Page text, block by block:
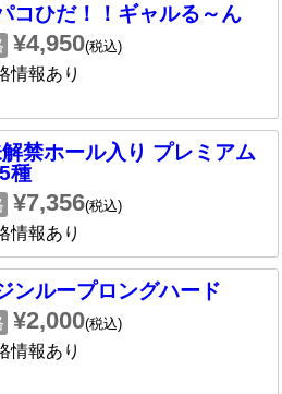
コひだ！！ギャルる～ん
¥4,950(税込)
情報あり
禁ホール入り プレミアム
種
¥7,356(税込)
情報あり
ンループロングハード
¥2,000(税込)
情報あり